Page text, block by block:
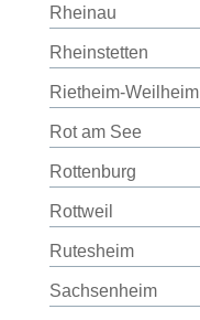
Rheinau
Rheinstetten
Rietheim-Weilheim
Rot am See
Rottenburg
Rottweil
Rutesheim
Sachsenheim